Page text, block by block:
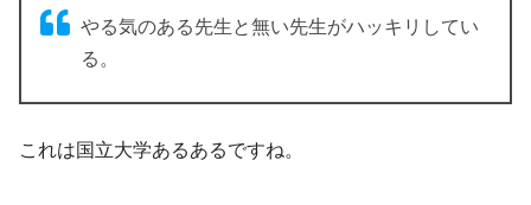
やる気のある先生と無い先生がハッキリしてい
る。
これは国立大学あるあるですね。